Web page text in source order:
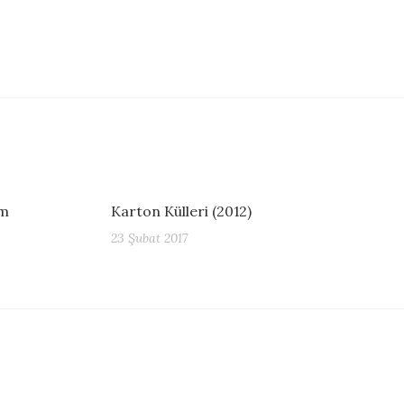
Karton Külleri (2012)
23 Şubat 2017